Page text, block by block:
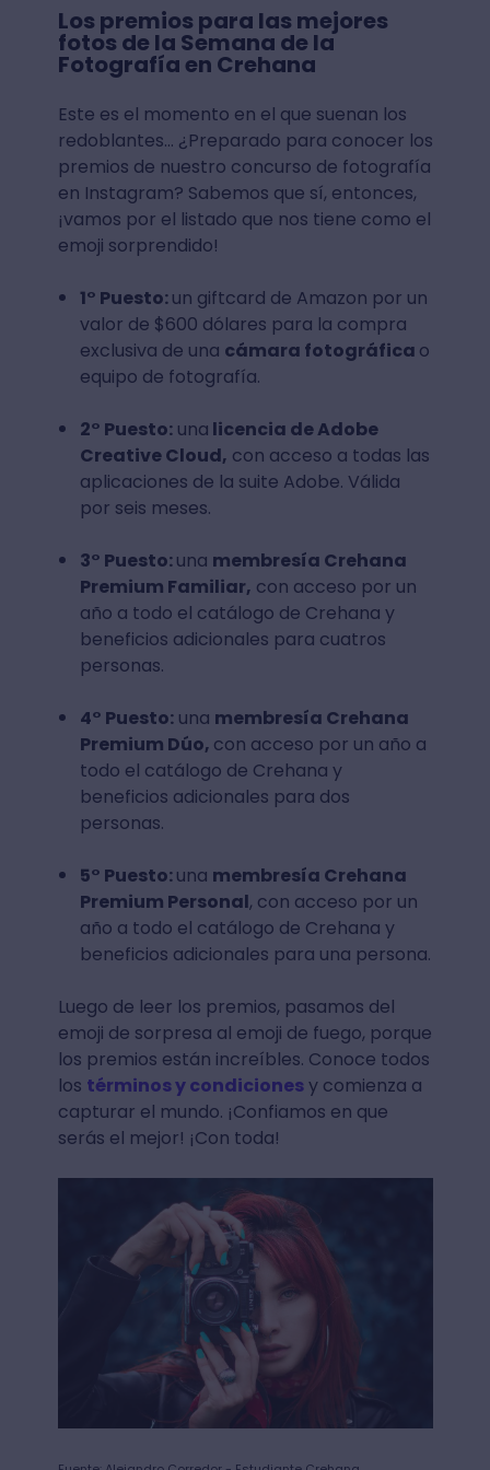
Los premios para las mejores
fotos de la Semana de la
Fotografía en Crehana
Este es el momento en el que suenan los
redoblantes… ¿Preparado para conocer los
premios de nuestro concurso de fotografía
en Instagram? Sabemos que sí, entonces,
¡vamos por el listado que nos tiene como el
emoji sorprendido!
1° Puesto:un giftcard de Amazon por un
valor de $600 dólares para la compra
exclusiva de una cámara fotográfica o
equipo de fotografía.
2° Puesto:una licencia de Adobe
Creative Cloud, con acceso a todas las
aplicaciones de la suite Adobe. Válida
por seis meses.
3° Puesto:una membresía Crehana
Premium Familiar, con acceso por un
año a todo el catálogo de Crehana y
beneficios adicionales para cuatros
personas.
4° Puesto:una membresía Crehana
Premium Dúo, con acceso por un año a
todo el catálogo de Crehana y
beneficios adicionales para dos
personas.
5° Puesto:una membresía Crehana
Premium Personal, con acceso por un
año a todo el catálogo de Crehana y
beneficios adicionales para una persona.
Luego de leer los premios, pasamos del
emoji de sorpresa al emoji de fuego, porque
los premios están increíbles. Conoce todos
los términos y condicionesy comienza a
capturar el mundo. ¡Confiamos en que
serás el mejor! ¡Con toda!